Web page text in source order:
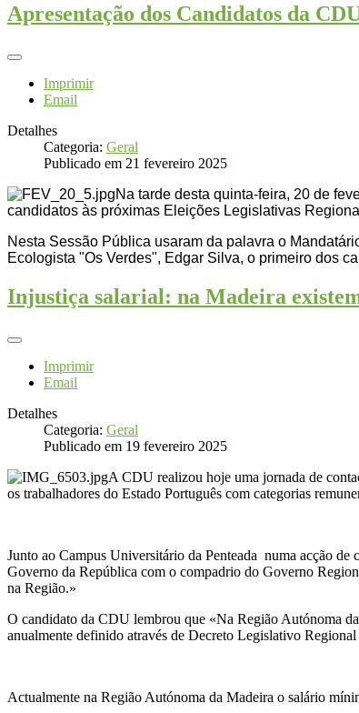
Apresentação dos Candidatos da
Imprimir
Email
Detalhes
Categoria: Geral
Publicado em 21 fevereiro 2025
Na tarde desta quinta-feira, 20 de
candidatos às próximas Eleições Legislativas
Nesta Sessão Pública usaram da palavra o
Ecologista "Os Verdes", Edgar Silva, o primeiro dos
Injustiça salarial: na Madeira
Imprimir
Email
Detalhes
Categoria: Geral
Publicado em 19 fevereiro 2025
A CDU realizou hoje uma jornada de
os trabalhadores do Estado Português com categorias
Junto ao Campus Universitário da Penteada numa acção
Governo da República com o compadrio do Governo
na Região.»
O candidato da CDU lembrou que «Na Região Autónoma
anualmente definido através de Decreto Legislativo
Actualmente na Região Autónoma da Madeira o salário